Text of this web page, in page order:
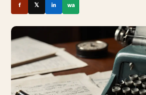
f 𝕏 in wa